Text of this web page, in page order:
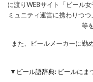
に渡りWEBサイト「ビール
ミュニティ運営に携わりつ
等
また、ビールメーカーに勤
▼ ビール語辞典: ビールにま